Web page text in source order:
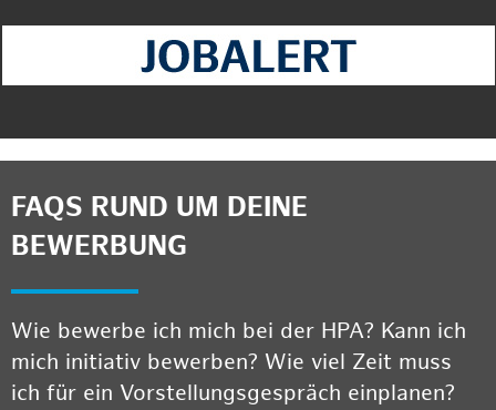
FAQS RUND UM DEINE
BEWERBUNG
Wie bewerbe ich mich bei der HPA? Kann ich
mich initiativ bewerben? Wie viel Zeit muss
ich für ein Vorstellungsgespräch einplanen?